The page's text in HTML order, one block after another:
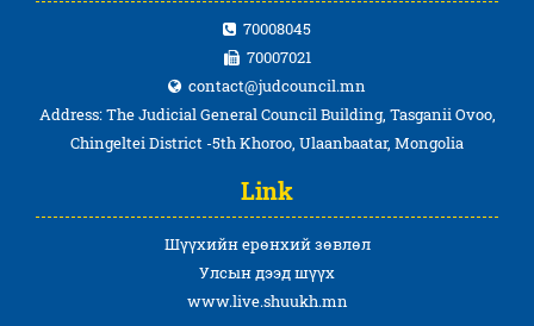
70008045
70007021
contact@judcouncil.mn
Address: The Judicial General Council Building, Tasganii Ovoo,
Chingeltei District -5th Khoroo, Ulaanbaatar, Mongolia
Link
Шүүхийн ерөнхий зөвлөл
Улсын дээд шүүх
www.live.shuukh.mn